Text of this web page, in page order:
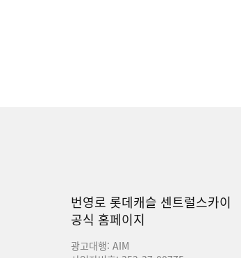
번영로 롯데캐슬 센트럴스카이
공식 홈페이지
광고대행: AIM